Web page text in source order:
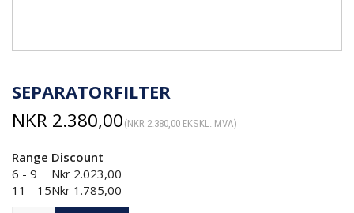
SEPARATORFILTER
NKR 2.380,00 (NKR 2.380,00 EKSKL. MVA)
Range Discount
6 - 9
Nkr 2.023,00
11 - 15Nkr 1.785,00